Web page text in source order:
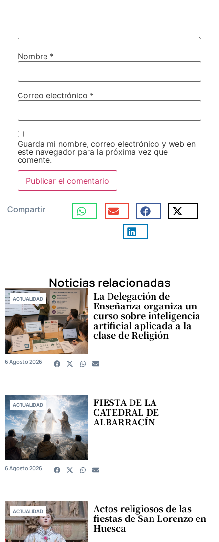
Nombre *
Correo electrónico *
Guarda mi nombre, correo electrónico y web en
este navegador para la próxima vez que
comente.
Compartir
Noticias relacionadas
ACTUALIDAD La Delegación de
Enseñanza organiza un
curso sobre inteligencia
artificial aplicada a la
clase de Religión
6 Agosto 2026
ACTUALIDAD FIESTA DE LA
CATEDRAL DE
ALBARRACÍN
6 Agosto 2026
ACTUALIDAD Actos religiosos de las
fiestas de San Lorenzo en
Huesca